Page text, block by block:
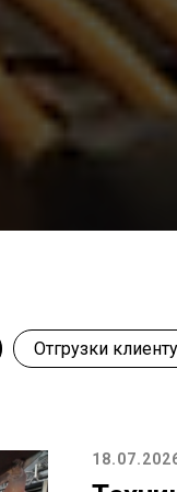
Отгрузки клиенту